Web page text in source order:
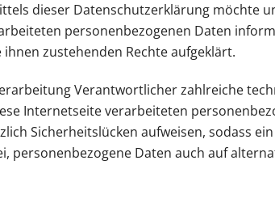
dieser Datenschutzerklärung möchte
personenbezogenen Daten
zustehenden Rechte aufgeklärt.
Verantwortlicher zahlreiche
Internetseite verarbeiteten
Sicherheitslücken aufweisen, sodass
personenbezogene Daten auch auf